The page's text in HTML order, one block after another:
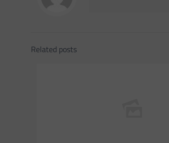
Related posts